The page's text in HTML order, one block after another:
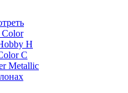
Color
H
C
Metallic